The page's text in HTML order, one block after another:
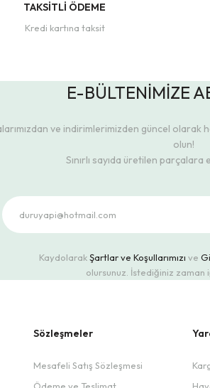
TAKSİTLİ ÖDEME
Kredi kartına taksit
E-BÜLTENİMİZE
ve indirimlerimizden güncel
olun!
Sınırlı sayıda üretilen parçalara
KaydolarakŞartlar ve Koşullarımızı ve
olursunuz. İstediğiniz zaman
Sözleşmeler
Mesafeli Satış Sözleşmesi